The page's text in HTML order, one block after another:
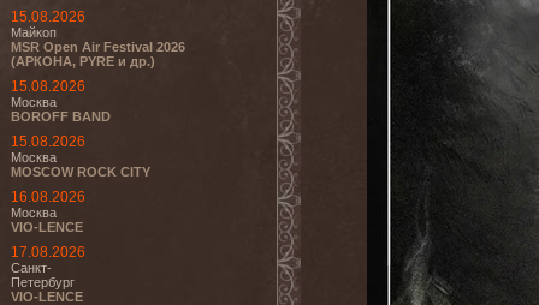
15.08.2026
Майкоп
MSR Open Air Festival 2026
(АРКОНА, PYRE и др.)
15.08.2026
Москва
BOROFF BAND
15.08.2026
Москва
MOSCOW ROCK CITY
16.08.2026
Москва
VIO-LENCE
17.08.2026
Санкт-
Петербург
VIO-LENCE